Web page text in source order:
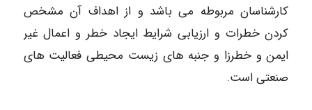
کارشناسان مربوطه می باشد و از اهداف آن مشخص
کردن خطرات و ارزیابی شرایط ایجاد خطر و اعمال غیر
ایمن و خطرزا و جنبه های زیست محیطی فعالیت های
صنعتی است.